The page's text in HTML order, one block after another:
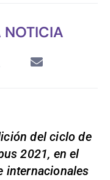
NOTICIA
del ciclo de
2021, en el
internacionales